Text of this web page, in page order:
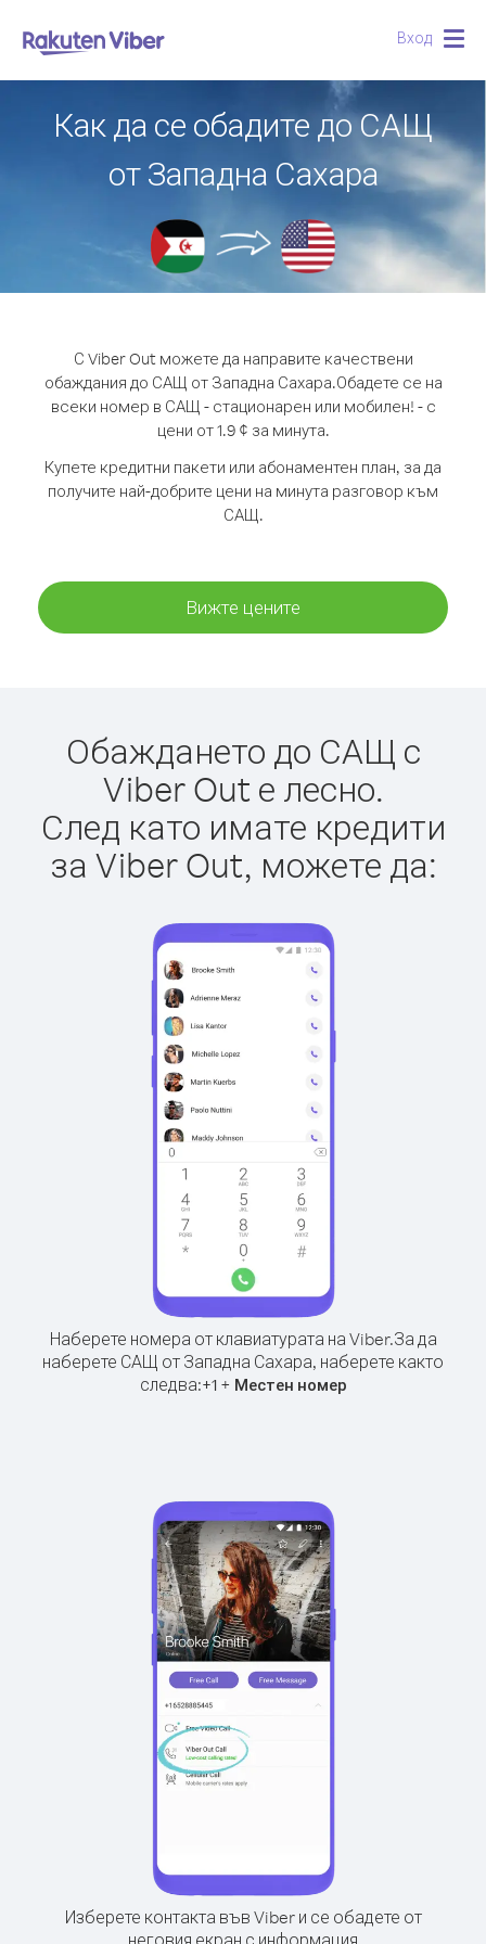
Вход
Как да се обадите до САЩ
от Западна Сахара
С Viber Out можете да направите качествени
обаждания до САЩ от Западна Сахара.Обадете се на
всеки номер в САЩ - стационарен или мобилен! - с
цени от 1.9 ¢ за минута.
Купете кредитни пакети или абонаментен план, за да
получите най-добрите цени на минута разговор към
САЩ.
Вижте цените
Обаждането до САЩ с
Viber Out е лесно.
След като имате кредити
за Viber Out, можете да:
Наберете номера от клавиатурата на Viber.За да
наберете САЩ от Западна Сахара, наберете както
следва:+1+ Местен номер
Изберете контакта във Viber и се обадете от
неговия екран с информация